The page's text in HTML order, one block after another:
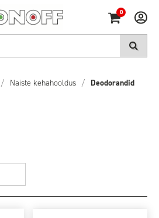
0
/ Naiste kehahooldus / Deodorandid